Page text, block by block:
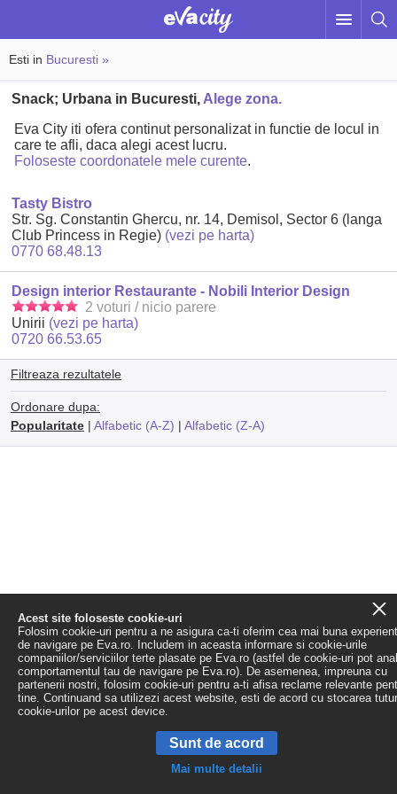
Esti in Bucuresti »
Snack; Urbana in Bucuresti, Alege zona.
Eva City iti ofera continut personalizat in functie de locul in
care te afli, daca alegi acest lucru.
Foloseste coordonatele mele curente.
Tasty Bistro
Str. Sg. Constantin Ghercu, nr. 14, Demisol, Sector 6 (langa
Club Princess in Regie) (vezi pe harta)
0770 68.48.13
Design interior Restaurante - Nobili Interior Design
2 voturi / nicio parere
Unirii (vezi pe harta)
0720 66.53.65
Filtreaza rezultatele
Ordonare dupa:
Popularitate| Alfabetic (A-Z) | Alfabetic (Z-A)
Acest site foloseste cookie-uri
Folosim cookie-uri pentru a ne asigura ca-ti oferim cea mai buna
de navigare pe Eva.ro. Includem in aceasta informare si cookie-urile
companiilor/serviciilor terte plasate pe Eva.ro (astfel de cookie-uri pot
comportamentul tau de navigare pe Eva.ro). De asemenea, impreuna cu
partenerii nostri, folosim cookie-uri pentru a-ti afisa reclame relevante
tine. Continuand sa utilizezi acest website, esti de acord cu stocarea
cookie-urilor pe acest device.
Sunt de acord
Mai multe detalii